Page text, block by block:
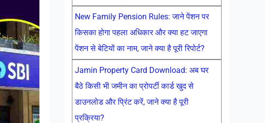
New Family Pension Rules: जाने पेंशन पर
किसका होगा पहला अधिकार और क्या हट जाएगा
पेंशन से बेटियों का नाम, जाने क्या है पूरी रिपोर्ट?
Jamin Property Card Download: अब घर
बैठे किसी भी जमीन का प्रोपर्टी कार्ड खुद से
डाउनलोड और प्रिंट करें, जाने क्या है पूरी
प्रक्रिया?